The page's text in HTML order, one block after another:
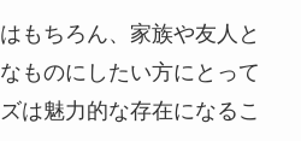
もちろん、家族や友人と
ものにしたい方にとって
は魅力的な存在になるこ